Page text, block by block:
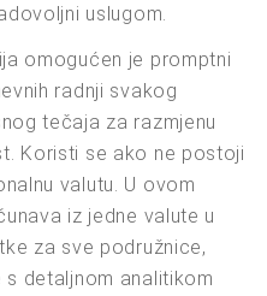
uslugom.
omogućen je promptni
radnji svakog
tečaja za razmjenu
Koristi se ako ne postoji
valutu. U ovom
iz jedne valute u
za sve podružnice,
detaljnom analitikom